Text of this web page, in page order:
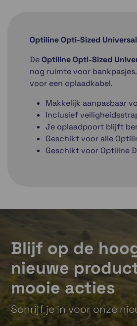
Optiline Opti-Sized Universal
DeOptiline Opti-Sized
nog ruimte voor
voor een oplaadkabel.
Makkelijk aanpasbaar
Inclusief
Je oplaadpoort blijft
Geschikt voor alle
Geschikt voor Optiline
Blijf op de
nieuwe
mooie acties
Schrijf je in voor onze